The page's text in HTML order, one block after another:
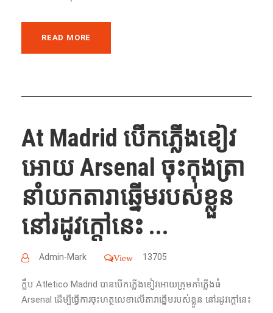
READ MORE
At Madrid បើកភ្លើងខៀវ
អោយ Arsenal ចុះកុងត្រា
នាំយកតារាឆ្នើមរបស់ខ្លួន
នៅរដូវក្តៅនេះ ...
Admin-Mark View 13705
​ក្លឹប​ Atletico Madrid បាន​បើកភ្លើងខៀវអោយក្រុម​កាំភ្លើង​ធំ​
Arsenal ដើម្បី​ធ្វើ​ការ​ចុះ​ហត្ថ​លេខា​លើ​តារា​ឆ្នើម​របស់​ខ្លួន​ នៅរដូវក្តៅនេះ